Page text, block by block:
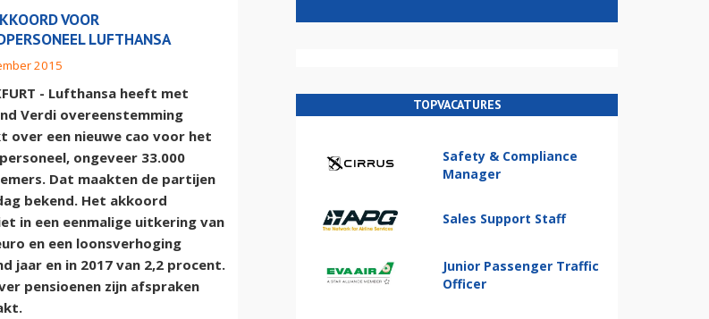
VOOR
LUFTHANSA
2015
- Lufthansa heeft met
Verdi overeenstemming
over een nieuwe cao voor het
ongeveer 33.000
Dat maakten de partijen
bekend. Het akkoord
in een eenmalige uitkering van
en een loonsverhoging
jaar en in 2017 van 2,2 procent.
pensioenen zijn afspraken
TOPVACATURES
Safety & Compliance
Manager
Sales Support Staff
Junior Passenger Traffic
Officer